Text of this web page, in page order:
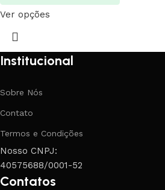
Ver opções
Institucional
Sobre Nós
Contato
Termos e Condições
Nosso CNPJ:
40575688/0001-52
Contatos